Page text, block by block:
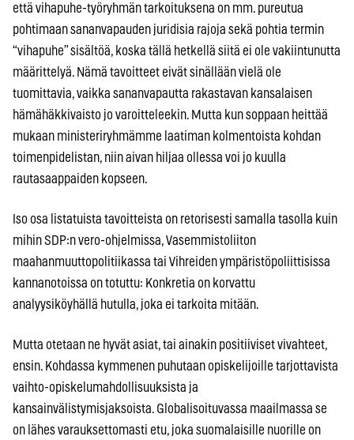
että vihapuhe-työryhmän tarkoituksena on mm. pureutua
pohtimaan sananvapauden juridisia rajoja sekä pohtia termin
“vihapuhe” sisältöä, koska tällä hetkellä siitä ei ole vakiintunutta
määrittelyä. Nämä tavoitteet eivät sinällään vielä ole
tuomittavia, vaikka sananvapautta rakastavan kansalaisen
hämähäkkivaisto jo varoitteleekin. Mutta kun soppaan heittää
mukaan ministeriryhmämme laatiman kolmentoista kohdan
toimenpidelistan, niin aivan hiljaa ollessa voi jo kuulla
rautasaappaiden kopseen.
Iso osa listatuista tavoitteista on retorisesti samalla tasolla kuin
mihin SDP:n vero-ohjelmissa, Vasemmistoliiton
maahanmuuttopolitiikassa tai Vihreiden ympäristöpoliittisissa
kannanotoissa on totuttu: Konkretia on korvattu
analyysiköyhällä hutulla, joka ei tarkoita mitään.
Mutta otetaan ne hyvät asiat, tai ainakin positiiviset vivahteet,
ensin. Kohdassa kymmenen puhutaan opiskelijoille tarjottavista
vaihto-opiskelumahdollisuuksista ja
kansainvälistymisjaksoista. Globalisoituvassa maailmassa se
on lähes varauksettomasti etu, joka suomalaisille nuorille on